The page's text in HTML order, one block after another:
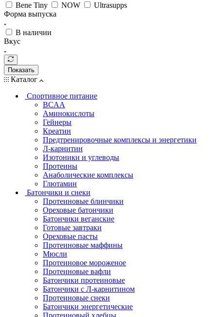
Bene Tiny NOW
Ultrasupps
Форма выпуска
В наличии
Вкус
Показать
Каталог
Спортивное питание
BCAA
Аминокислоты
Гейнеры
Креатин
Предтренировочные комплексы и энергетики
Л-карнитин
Изотоники и углеводы
Протеины
Анаболические комплексы
Глютамин
Батончики и снеки
Протеиновые блинчики
Ореховые батончики
Батончики веганские
Готовые завтраки
Ореховые пасты
Протеиновые маффины
Мюсли
Протеиновое мороженое
Протеиновые вафли
Батончики протеиновые
Батончики с Л-карнитином
Протеиновые снеки
Батончики энергетические
Протеиновый хлебцы